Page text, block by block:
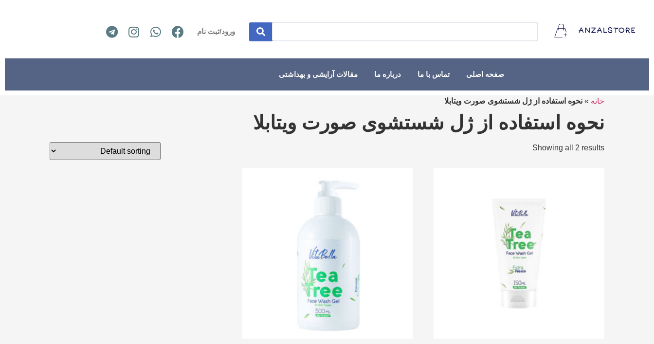
ورود/ثبت نام
صفحه اصلی تماس با ما درباره ما مقالات آرایشی و بهداشتی
خانه » نحوه استفاده از ژل شستشوی صورت ویتابلا
نحوه استفاده از ژل شستشوی صورت ویتابلا
Showing all 2 results